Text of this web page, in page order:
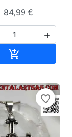
84,99 €


favorite_border